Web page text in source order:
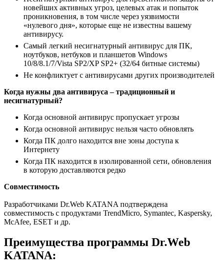
новейших активных угроз, целевых атак и попыток
проникновения, в том числе через уязвимости
«нулевого дня», которые еще не известны вашему
антивирусу.
Самый легкий несигнатурный антивирус для ПК,
ноутбуков, нетбуков и планшетов Windows
10/8/8.1/7/Vista SP2/XP SP2+ (32/64 битные системы)
Не конфликтует с антивирусами других производителей
Когда нужны два антивируса – традиционный и
несигнатурный?
Когда основной антивирус пропускает угрозы
Когда основной антивирус нельзя часто обновлять
Когда ПК долго находится вне зоны доступа к
Интернету
Когда ПК находится в изолированной сети, обновления
в которую доставляются редко
Совместимость
Разработчиками Dr.Web KATANA подтверждена
совместимость с продуктами TrendMicro, Symantec, Kaspersky,
McAfee, ESET и др.
Преимущества программы Dr.Web
KATANA: